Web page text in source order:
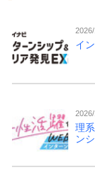
2026/
イ
理
ン